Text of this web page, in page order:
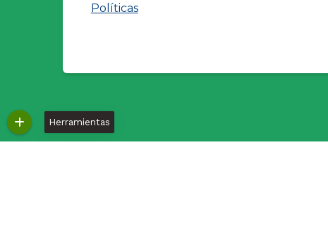
Políticas
Herramientas